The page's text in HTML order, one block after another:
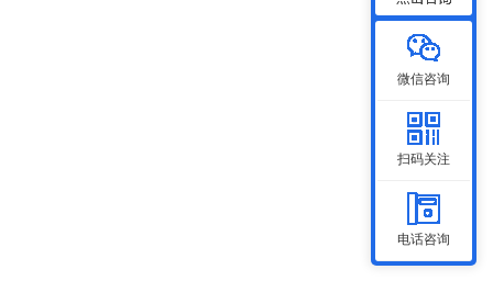
微信咨询
扫码关注
电话咨询